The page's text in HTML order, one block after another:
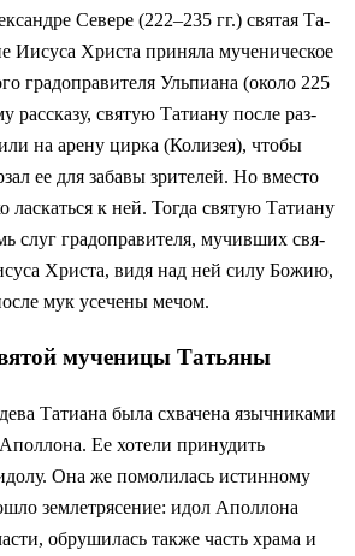
Се­ве­ре (222–235 гг.) свя­тая Та­
Иису­са Хри­ста при­ня­ла му­че­ни­че­ское
гра­до­пра­ви­те­ля Уль­пи­а­на (око­ло 225
рас­ска­зу, свя­тую Та­ти­а­ну по­сле раз­
на аре­ну цир­ка (Ко­ли­зея), чтобы
ее для за­ба­вы зри­те­лей. Но вме­сто
лас­кать­ся к ней. То­гда свя­тую Та­ти­а­ну
слуг гра­до­пра­ви­те­ля, му­чив­ших свя­
Хри­ста, ви­дя над ней си­лу Бо­жию,
мук усе­че­ны ме­чом.
мученицы Татьяны
Татиана была схвачена язычниками
Ее хотели принудить
Она же помолилась истинному
землетрясение: идол Аполлона
обрушилась также часть храма и